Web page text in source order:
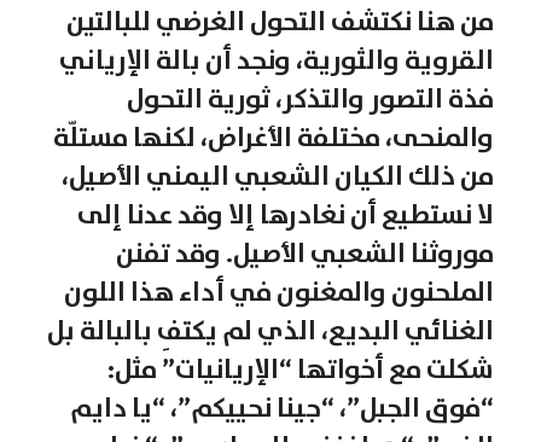
من هنا نكتشف التحول الغرضي للبالتين
القروية والثورية، ونجد أن بالة الإرياني
فذة التصور والتذكر، ثورية التحول
والمنحى، مختلفة الأغراض، لكنها مستلّة
من ذلك الكيان الشعبي اليمني الأصيل،
لا نستطيع أن نغادرها إلا وقد عدنا إلى
موروثنا الشعبي الأصيل. وقد تفنن
الملحنون والمغنون في أداء هذا اللون
الغنائي البديع، الذي لم يكتفِ بالبالة بل
شكلت مع أخواتها “الإريانيات” مثل:
“فوق الجبل”، “جينا نحييكم”، “يا دايم